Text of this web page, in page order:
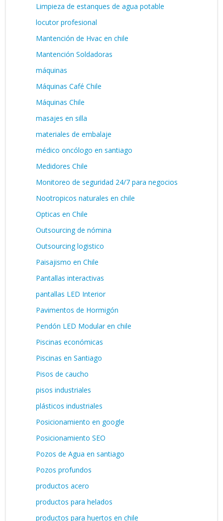
Limpieza de estanques de agua potable
locutor profesional
Mantención de Hvac en chile
Mantención Soldadoras
máquinas
Máquinas Café Chile
Máquinas Chile
masajes en silla
materiales de embalaje
médico oncólogo en santiago
Medidores Chile
Monitoreo de seguridad 24/7 para negocios
Nootropicos naturales en chile
Opticas en Chile
Outsourcing de nómina
Outsourcing logistico
Paisajismo en Chile
Pantallas interactivas
pantallas LED Interior
Pavimentos de Hormigón
Pendón LED Modular en chile
Piscinas económicas
Piscinas en Santiago
Pisos de caucho
pisos industriales
plásticos industriales
Posicionamiento en google
Posicionamiento SEO
Pozos de Agua en santiago
Pozos profundos
productos acero
productos para helados
productos para huertos en chile